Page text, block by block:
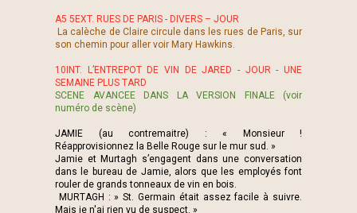
A5 5EXT. RUES DE PARIS - DIVERS – JOUR
La calèche de Claire circule dans les rues de Paris, sur
son chemin pour aller voir Mary Hawkins.
10INT. L’ENTREPOT DE VIN DE JARED - JOUR - UNE
SEMAINE PLUS TARD
SCENE AVANCEE DANS LA VERSION FINALE (voir
numéro de scène)
JAMIE (au contremaitre) : « Monsieur !
Réapprovisionnez la Belle Rouge sur le mur sud. »
Jamie et Murtagh s’engagent dans une conversation
dans le bureau de Jamie, alors que les employés font
rouler de grands tonneaux de vin en bois.
MURTAGH : » St. Germain était assez facile à suivre.
Mais je n'ai rien vu de suspect. »